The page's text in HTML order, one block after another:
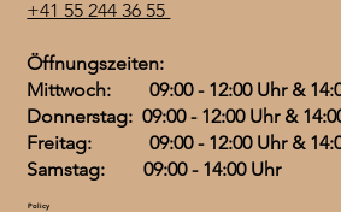
120 Kapseln
Preis
CHF 56.50
IE - 30 ml Spray
Preis
CHF 29.50
H
3
.
0
p
r
o
+41 55 244 36 55
Öffnungszeiten:
Mittwoch: 09:00 - 12:00 Uhr &
Donnerstag: 09:00 - 12:00 Uhr &
Freitag: 09:00 - 12:00 Uhr &
Samstag: 09:00 - 14:00 Uhr
Policy